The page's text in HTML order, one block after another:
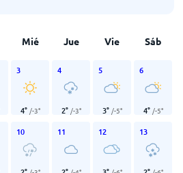
Mié Jue Vie Sáb
3
4° /-3°
4
2° /-3°
5
3° /-5°
6
4° /-5°
10 11 12 13